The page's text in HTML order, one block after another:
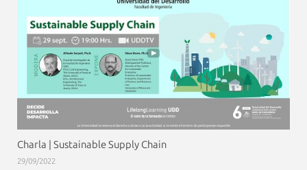
Charla | Sustainable Supply Chain
29/09/2022